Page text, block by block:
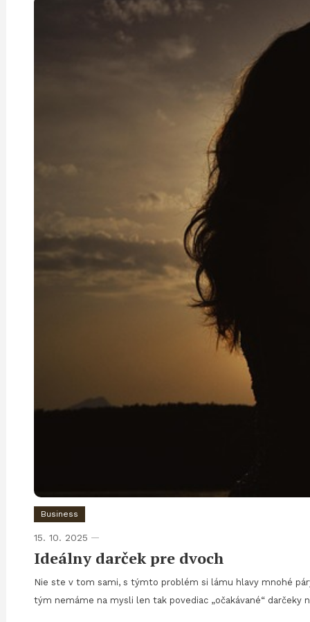
Business
15. 10. 2025
Ideálny darček pre dvoch
Nie ste v tom sami, s týmto problém si lámu hlavy mnohé
tým nemáme na mysli len tak povediac „očakávané“ darčeky